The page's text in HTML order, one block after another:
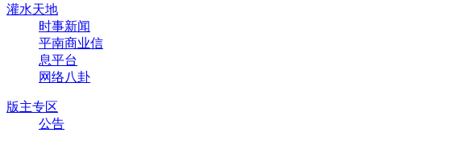
灌水天地
时事新闻
平南商业信
息平台
网络八卦
版主专区
公告